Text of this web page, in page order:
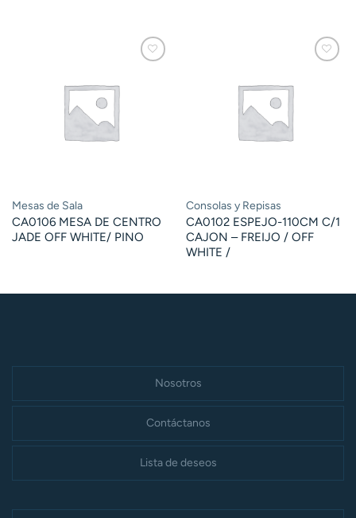
Mesas de Sala
CA0106 MESA DE CENTRO
JADE OFF WHITE/ PINO
Consolas y Repisas
CA0102 ESPEJO-110CM C/1
CAJON – FREIJO / OFF
WHITE /
Nosotros
Contáctanos
Lista de deseos